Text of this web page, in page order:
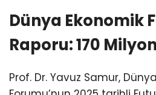
Dünya Ekonomik
Raporu: 170
Prof. Dr. Yavuz Samur,